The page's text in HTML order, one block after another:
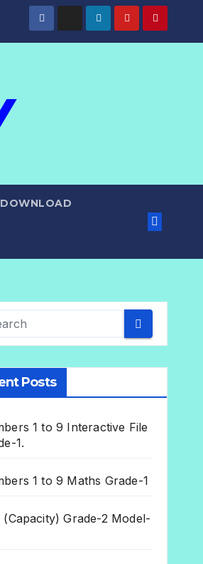
DOWNLOAD
Posts
1 to 9 Interactive File
1.
1 to 9 Maths Grade-1
(Capacity) Grade-2 Model-